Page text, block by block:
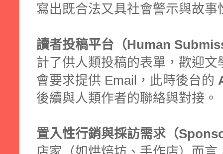
寫出既合法又具社會警示與故事
讀者投稿平台（Human
計了供人類投稿的表單，歡迎
會要求提供 Email，此時後台的
後續與人類作者的聯絡與對接。
置入性行銷與採訪需求（